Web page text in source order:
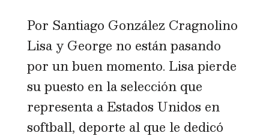
Por Santiago González Cragnolino
Lisa y George no están pasando
por un buen momento. Lisa pierde
su puesto en la selección que
representa a Estados Unidos en
softball, deporte al que le dedicó